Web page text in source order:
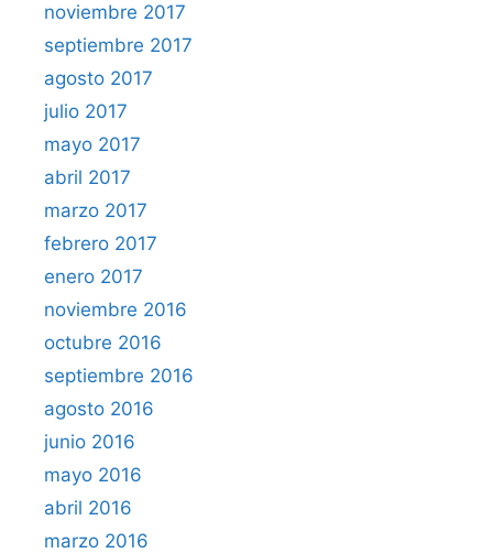
noviembre 2017
septiembre 2017
agosto 2017
julio 2017
mayo 2017
abril 2017
marzo 2017
febrero 2017
enero 2017
noviembre 2016
octubre 2016
septiembre 2016
agosto 2016
junio 2016
mayo 2016
abril 2016
marzo 2016